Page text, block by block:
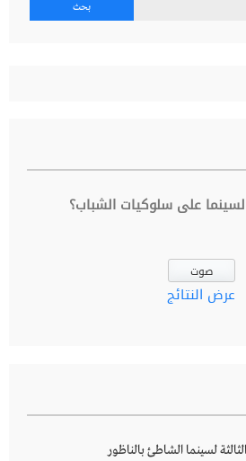
على سلوكيات الشباب؟
عرض النتائج
لسينما الشاطئ بالناظور